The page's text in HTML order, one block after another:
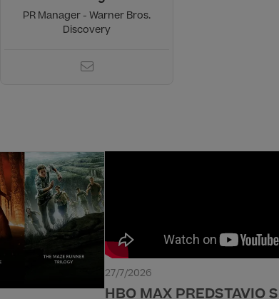
PR Manager - Warner Bros.
Discovery
27/7/2026
HBO MAX PREDSTAVIO